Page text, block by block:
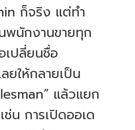
ก็จริง แต่ทำ
พนักงานขายทุก
ปลี่ยนชื่อ
ยให้กลายเป็น
แล้วแยก
ช่น การเปิดออเด